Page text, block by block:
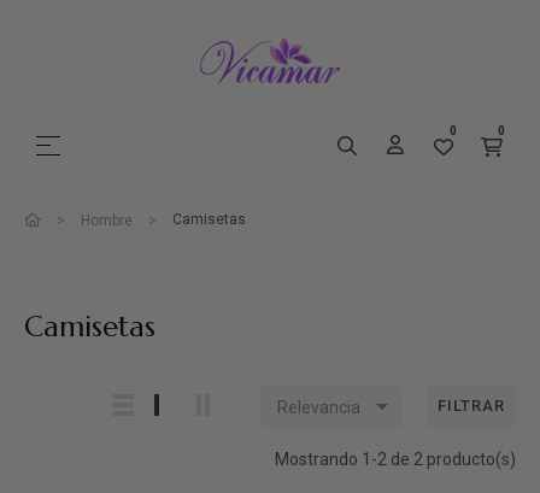
Navegación de palanca
☰ 0 0
Hombre Camisetas
Camisetas
Relevancia  FILTRAR
Mostrando 1-2 de 2 producto(s)